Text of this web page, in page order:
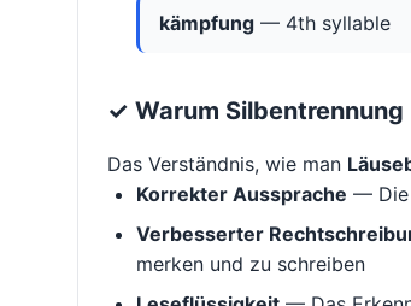
kämpfung — 4th syllable
✓ Warum Silbentrennung
Das Verständnis, wie man
Korrekter Aussprache — Die
Verbesserter
merken und zu schreiben